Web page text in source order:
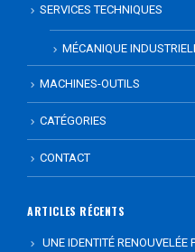
SERVICES TECHNIQUES
MÉCANIQUE
MACHINES-OUTILS
CATÉGORIES
CONTACT
ARTICLES RÉCENTS
UNE IDENTITÉ RENOUVELÉE